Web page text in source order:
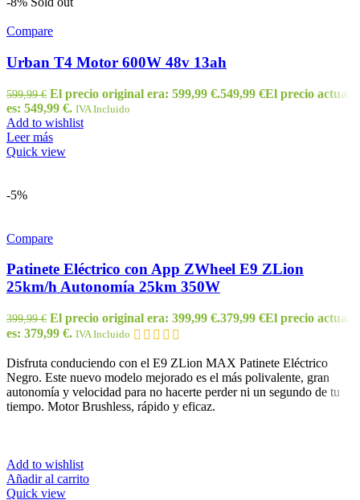
Compare
Urban T4 Motor 600W 48v 13ah
599,99€ El precio original era: 599,99 €.549,99 €El precio actual
es: 549,99 €. IVA Incluido
Add to wishlist
Leer más
Quick view
-5%
Compare
Patinete Eléctrico con App ZWheel E9 ZLion
25km/h Autonomía 25km 350W
399,99€ El precio original era: 399,99 €.379,99 €El precio actual
es: 379,99 €. IVA Incluido
Disfruta conduciendo con el E9 ZLion MAX Patinete Eléctrico
Negro. Este nuevo modelo mejorado es el más polivalente, gran
autonomía y velocidad para no hacerte perder ni un segundo de tu
tiempo. Motor Brushless, rápido y eficaz.
Add to wishlist
Añadir al carrito
Quick view